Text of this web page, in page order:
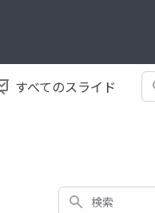
すべてのスライド
検索